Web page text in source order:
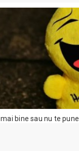
bine sau nu te